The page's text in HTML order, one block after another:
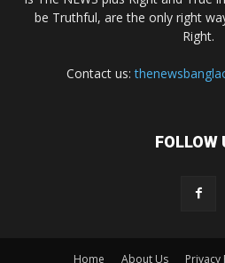
be Truthful, are the only right
Right.
Contact us:
FOLLOW
Home About Us Privacy